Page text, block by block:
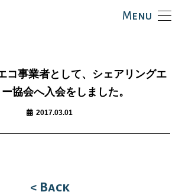
Menu
コ事業者として、シェアリングエ
協会へ入会をしました。
2017.03.01
< Back